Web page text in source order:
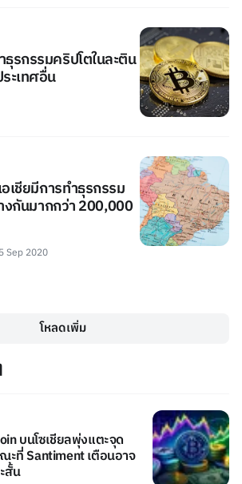
รกรรมคริปโตในละติน
ะเทศอื่น
เชียมีการทำธุรกรรม
งกันมากกว่า 200,000
5 Sep 2020
โหลดเพิ่ม
บนโซเชียลพุ่งแตะจุด
ที่ Santiment เตือนอาจ
สั้น